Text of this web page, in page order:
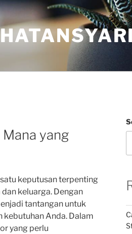
yang
keputusan terpenting
keluarga. Dengan
tantangan untuk
kebutuhan Anda. Dalam
yang perlu